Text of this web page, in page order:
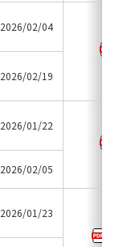
2026/02/04
2026/02/19
2026/01/22
2026/02/05
2026/01/23